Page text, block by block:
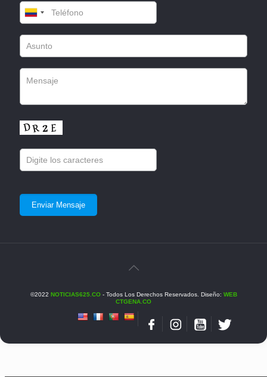
©2022 NOTICIAS625.CO- Todos Los Derechos Reservados. Diseño: WEB
CTGENA.CO